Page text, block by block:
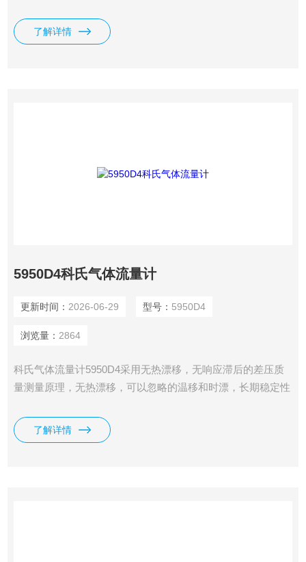
了解详情
5950D4科氏气体流量计
更新时间： 2026-06-29 型号： 5950D4
浏览量： 2864
科氏气体流量计5950D4采用无热漂移，无响应滞后的差压质
量测量原理，无热漂移，可以忽略的温移和时漂，长期稳定性
无需标定，可以同时显示和输出：瞬时 流量、累计流量、压
力、温度等。
了解详情